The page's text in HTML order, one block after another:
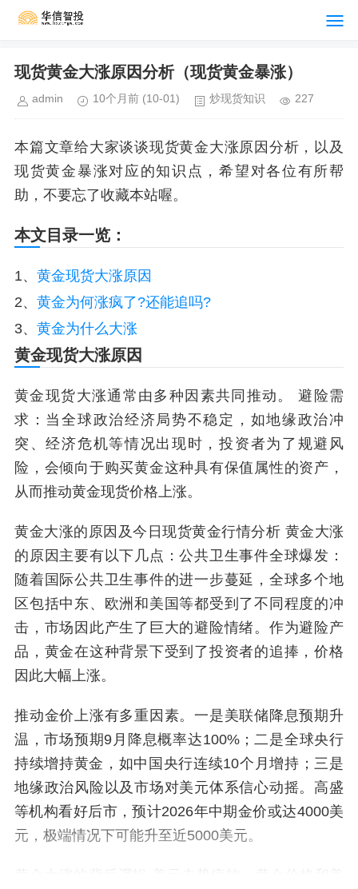
现货黄金大涨原因分析（现货黄金暴涨）
admin 10个月前 (10-01) 炒现货知识 227
本篇文章给大家谈谈现货黄金大涨原因分析，以及
现货黄金暴涨对应的知识点，希望对各位有所帮
助，不要忘了收藏本站喔。
本文目录一览：
1、 黄金现货大涨原因
2、 黄金为何涨疯了?还能追吗?
3、 黄金为什么大涨
黄金现货大涨原因
黄金现货大涨通常由多种因素共同推动。 避险需
求：当全球政治经济局势不稳定，如地缘政治冲
突、经济危机等情况出现时，投资者为了规避风
险，会倾向于购买黄金这种具有保值属性的资产，
从而推动黄金现货价格上涨。
黄金大涨的原因及今日现货黄金行情分析 黄金大涨
的原因主要有以下几点：公共卫生事件全球爆发：
随着国际公共卫生事件的进一步蔓延，全球多个地
区包括中东、欧洲和美国等都受到了不同程度的冲
击，市场因此产生了巨大的避险情绪。作为避险产
品，黄金在这种背景下受到了投资者的追捧，价格
因此大幅上涨。
推动金价上涨有多重因素。一是美联储降息预期升
温，市场预期9月降息概率达100%；二是全球央行
持续增持黄金，如中国央行连续10个月增持；三是
地缘政治风险以及市场对美元体系信心动摇。高盛
等机构看好后市，预计2026年中期金价或达4000美
元，极端情况下可能升至近5000美元。